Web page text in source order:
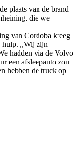
plaats van de brand
die we
van Cordoba kreeg
hulp. ,,Wij zijn
hadden via de Volvo
een afsleepauto zou
hebben de truck op